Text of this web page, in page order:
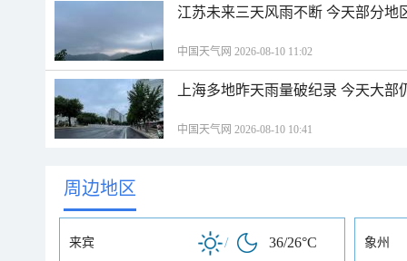
江苏未来三天风雨不断 今天部分地
中国天气网 2026-08-10 11:02
上海多地昨天雨量破纪录 今天大
中国天气网 2026-08-10 10:41
周边地区
来宾 / 36/26°C 象州